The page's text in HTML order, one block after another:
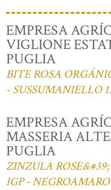
EMPRESA
VIGLIONE
PUGLIA
BITE ROSA
- SUSSUMANIELLO
EMPRESA
MASSERIA
PUGLIA
ZINZULA
IGP -